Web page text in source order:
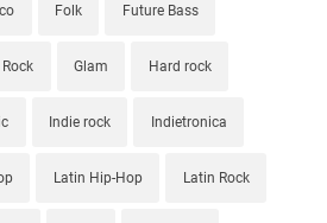
Folk Future Bass
Glam Hard rock
Indie rock Indietronica
Latin Hip-Hop Latin Rock